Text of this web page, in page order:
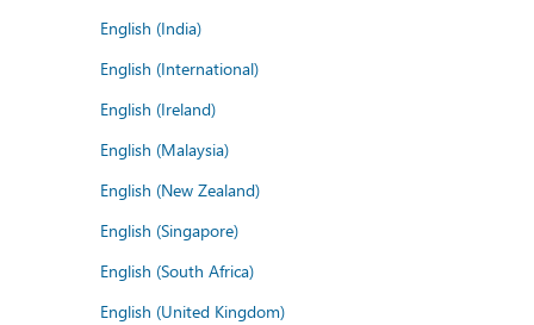
English (India)
English (International)
English (Ireland)
English (Malaysia)
English (New Zealand)
English (Singapore)
English (South Africa)
English (United Kingdom)